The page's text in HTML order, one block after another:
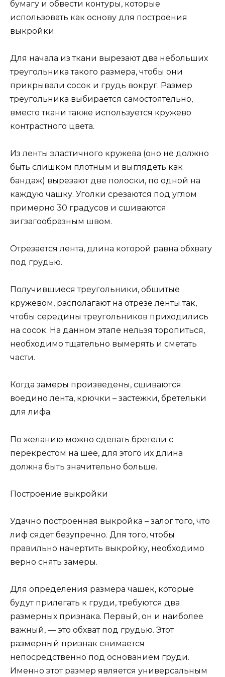
бумагу и обвести контуры, которые
использовать как основу для построения
выкройки.
Для начала из ткани вырезают два небольших
треугольника такого размера, чтобы они
прикрывали сосок и грудь вокруг. Размер
треугольника выбирается самостоятельно,
вместо ткани также используется кружево
контрастного цвета.
Из ленты эластичного кружева (оно не должно
быть слишком плотным и выглядеть как
бандаж) вырезают две полоски, по одной на
каждую чашку. Уголки срезаются под углом
примерно 30 градусов и сшиваются
зигзагообразным швом.
Отрезается лента, длина которой равна обхвату
под грудью.
Получившиеся треугольники, обшитые
кружевом, располагают на отрезе ленты так,
чтобы середины треугольников приходились
на сосок. На данном этапе нельзя торопиться,
необходимо тщательно вымерять и сметать
части.
Когда замеры произведены, сшиваются
воедино лента, крючки – застежки, бретельки
для лифа.
По желанию можно сделать бретели с
перекрестом на шее, для этого их длина
должна быть значительно больше.
Построение выкройки
Удачно построенная выкройка – залог того, что
лиф сядет безупречно. Для того, чтобы
правильно начертить выкройку, необходимо
верно снять замеры.
Для определения размера чашек, которые
будут прилегать к груди, требуются два
размерных признака. Первый, он и наиболее
важный, — это обхват под грудью. Этот
размерный признак снимается
непосредственно под основанием груди.
Именно этот размер является универсальным